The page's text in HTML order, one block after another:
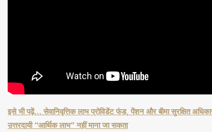
इसे भी पढ़ें… सेवानिवृत्तिक लाभ प्रोविडेंट फंड, पेंशन और बीमा सुरक्षित
उत्तरदायी “आर्थिक लाभ” नहीं माना जा सकता